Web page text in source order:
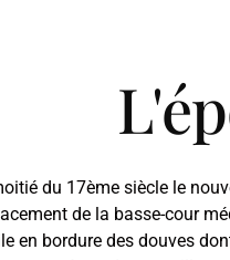
du 17ème siècle le
de la basse-cour
en bordure des douves